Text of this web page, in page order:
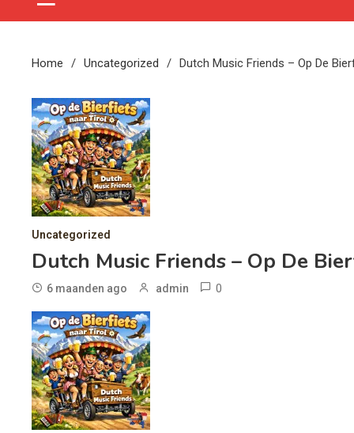
Home Uncategorized Dutch Music Friends – Op De
Uncategorized
Dutch Music Friends – Op De
6 maanden ago admin 0